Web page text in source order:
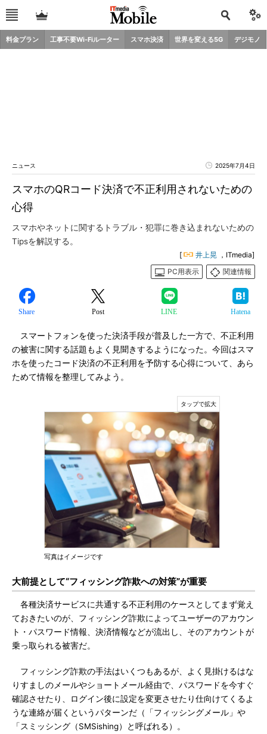
料金プラン 工事不要Wi-Fiルーター スマホ決済 世界を変える5G デジモノ
ニュース 2025年7月4日
スマホのQRコード決済で不正利用されないための
心得
スマホやネットに関するトラブル・犯罪に巻き込まれないための
Tipsを解説する。
[ 井上晃 ，ITmedia]
PC用表示
関連情報
Share Post LINE Hatena
スマートフォンを使った決済手段が普及した一方で、不正利用
の被害に関する話題もよく見聞きするようになった。今回はスマ
ホを使ったコード決済の不正利用を予防する心得について、あら
ためて情報を整理してみよう。
写真はイメージです
大前提として“フィッシング詐欺への対策”が重要
各種決済サービスに共通する不正利用のケースとしてまず覚え
ておきたいのが、フィッシング詐欺によってユーザーのアカウン
ト・パスワード情報、決済情報などが流出し、そのアカウントが
乗っ取られる被害だ。
フィッシング詐欺の手法はいくつもあるが、よく見掛けるはな
りすましのメールやショートメール経由で、パスワードを今すぐ
確認させたり、ログイン後に設定を変更させたり仕向けてくるよ
うな連絡が届くというパターンだ（「フィッシングメール」や
「スミッシング（SMSishing）と呼ばれる）。